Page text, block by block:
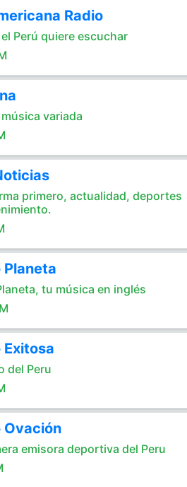
Radio
Perú quiere escuchar
variada
primero, actualidad, deportes
Planeta
tu música en inglés
Exitosa
del Peru
Ovación
emisora deportiva del Peru